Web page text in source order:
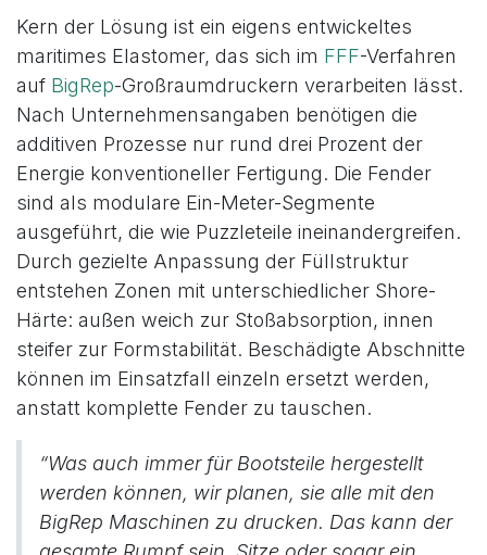
Kern der Lösung ist ein eigens entwickeltes
maritimes Elastomer, das sich im FFF-Verfahren
auf BigRep-Großraumdruckern verarbeiten lässt.
Nach Unternehmensangaben benötigen die
additiven Prozesse nur rund drei Prozent der
Energie konventioneller Fertigung. Die Fender
sind als modulare Ein-Meter-Segmente
ausgeführt, die wie Puzzleteile ineinandergreifen.
Durch gezielte Anpassung der Füllstruktur
entstehen Zonen mit unterschiedlicher Shore-
Härte: außen weich zur Stoßabsorption, innen
steifer zur Formstabilität. Beschädigte Abschnitte
können im Einsatzfall einzeln ersetzt werden,
anstatt komplette Fender zu tauschen.
“Was auch immer für Bootsteile hergestellt
werden können, wir planen, sie alle mit den
BigRep Maschinen zu drucken. Das kann der